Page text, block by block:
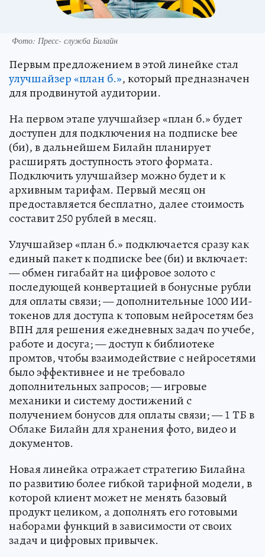
Фото: Пресс- служба Билайн
Первым предложением в этой линейке стал
улучшайзер«план б.», который предназначен
для продвинутой аудитории.
На первом этапе улучшайзер «план б.» будет
доступен для подключения на подписке bee
(би), в дальнейшем Билайн планирует
расширять доступность этого формата.
Подключить улучшайзер можно будет и к
архивным тарифам. Первый месяц он
предоставляется бесплатно, далее стоимость
составит 250 рублей в месяц.
Улучшайзер «план б.» подключается сразу как
единый пакет к подписке bee (би) и включает:
— обмен гигабайт на цифровое золото с
последующей конвертацией в бонусные рубли
для оплаты связи; — дополнительные 1000 ИИ-
токенов для доступа к топовым нейросетям без
ВПН для решения ежедневных задач по учебе,
работе и досуга; — доступ к библиотеке
промтов, чтобы взаимодействие с нейросетями
было эффективнее и не требовало
дополнительных запросов; — игровые
механики и систему достижений с
получением бонусов для оплаты связи; — 1 ТБ в
Облаке Билайн для хранения фото, видео и
документов.
Новая линейка отражает стратегию Билайна
по развитию более гибкой тарифной модели, в
которой клиент может не менять базовый
продукт целиком, а дополнять его готовыми
наборами функций в зависимости от своих
задач и цифровых привычек.